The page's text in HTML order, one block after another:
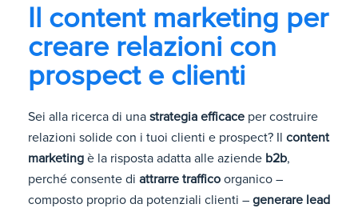
Il content marketing per
creare relazioni con
prospect e clienti
Sei alla ricerca di una strategia efficace per costruire
relazioni solide con i tuoi clienti e prospect? Il content
marketing è la risposta adatta alle aziende b2b,
perché consente di attrarre traffico organico –
composto proprio da potenziali clienti – generare lead